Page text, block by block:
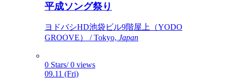
平成ソング祭り
ヨドバシHD池袋ビル9階屋上（YODO
GROOVE） / Tokyo, Japan
0 Stars/ 0 views
09.11 (Fri)